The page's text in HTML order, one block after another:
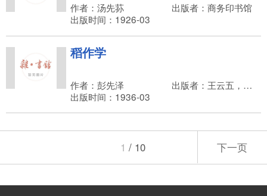
作者：汤先荪
出版者：商务印书馆
出版时间：1926-03
稻作学
作者：彭先泽
出版者：王云五，商务印书馆
出版时间：1936-03
1 / 10 下一页